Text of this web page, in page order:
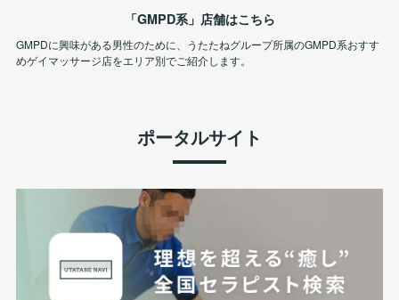
「GMPD系」店舗はこちら
GMPDに興味がある男性のために、うたたねグループ所属のGMPD系おすす
めゲイマッサージ店をエリア別でご紹介します。
ポータルサイト